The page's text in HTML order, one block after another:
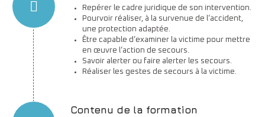
Repérer le cadre juridique de son intervention.
Pourvoir réaliser, à la survenue de l’accident,
une protection adaptée.
Être capable d’examiner la victime pour mettre
en œuvre l’action de secours.
Savoir alerter ou faire alerter les secours.
Réaliser les gestes de secours à la victime.
Contenu de la formation